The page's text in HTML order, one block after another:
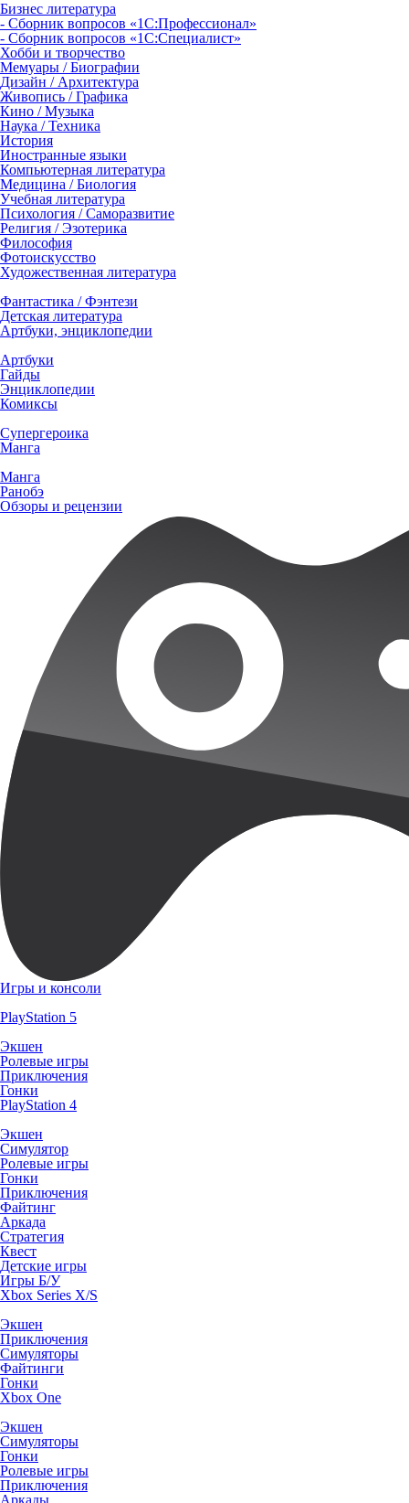
Бизнес литература
- Сборник вопросов «1С:Профессионал»
- Сборник вопросов «1С:Специалист»
Хобби и творчество
Мемуары / Биографии
Дизайн / Архитектура
Живопись / Графика
Кино / Музыка
Наука / Техника
История
Иностранные языки
Компьютерная литература
Медицина / Биология
Учебная литература
Психология / Саморазвитие
Религия / Эзотерика
Философия
Фотоискусство
Художественная литература
Фантастика / Фэнтези
Детская литература
Артбуки, энциклопедии
Артбуки
Гайды
Энциклопедии
Комиксы
Супергероика
Манга
Манга
Ранобэ
Обзоры и рецензии
Игры и консоли
PlayStation 5
Экшен
Ролевые игры
Приключения
Гонки
PlayStation 4
Экшен
Симулятор
Ролевые игры
Гонки
Приключения
Файтинг
Аркада
Стратегия
Квест
Детские игры
Игры Б/У
Xbox Series X/S
Экшен
Приключения
Симуляторы
Файтинги
Гонки
Xbox One
Экшен
Симуляторы
Гонки
Ролевые игры
Приключения
Аркады